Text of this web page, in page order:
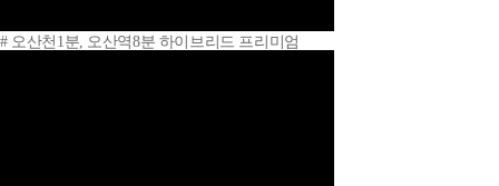
# 오산천1분, 오산역8분 하이브리드 프리미엄